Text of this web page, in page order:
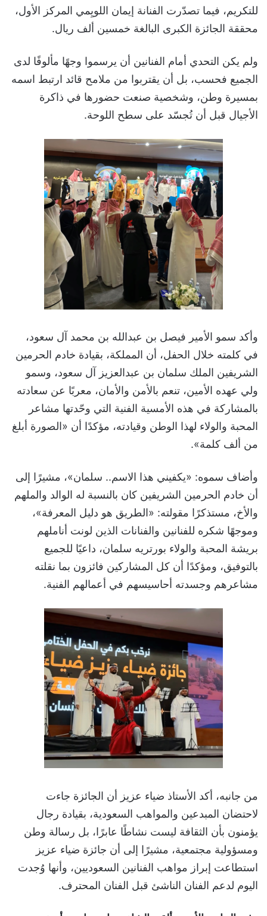
للتكريم، فيما تصدّرت الفنانة إيمان اللويِمي المركز الأول،
محققة الجائزة الكبرى البالغة خمسين ألف ريال.
ولم يكن التحدي أمام الفنانين أن يرسموا وجهًا مألوفًا لدى
الجميع فحسب، بل أن يقتربوا من ملامح قائد ارتبط اسمه
بمسيرة وطن، وشخصية صنعت حضورها في ذاكرة
الأجيال قبل أن تُجسّد على سطح اللوحة.
وأكد سمو الأمير فيصل بن عبدالله بن محمد آل سعود،
في كلمته خلال الحفل، أن المملكة، بقيادة خادم الحرمين
الشريفين الملك سلمان بن عبدالعزيز آل سعود، وسمو
ولي عهده الأمين، تنعم بالأمن والأمان، معربًا عن سعادته
بالمشاركة في هذه الأمسية الفنية التي وحّدتها مشاعر
المحبة والولاء لهذا الوطن وقيادته، مؤكدًا أن «الصورة أبلغ
من ألف كلمة».
وأضاف سموه: «يكفيني هذا الاسم.. سلمان»، مشيرًا إلى
أن خادم الحرمين الشريفين كان بالنسبة له الوالد والملهم
والأخ، مستذكرًا مقولته: «الطريق هو دليل المعرفة»،
وموجهًا شكره للفنانين والفنانات الذين لونت أناملهم
بريشة المحبة والولاء بورتريه سلمان، داعيًا للجميع
بالتوفيق، ومؤكدًا أن كل المشاركين فائزون بما نقلته
مشاعرهم وجسدته أحاسيسهم في أعمالهم الفنية.
من جانبه، أكد الأستاذ ضياء عزيز أن الجائزة جاءت
لاحتضان المبدعين والمواهب السعودية، بقيادة رجال
يؤمنون بأن الثقافة ليست نشاطًا عابرًا، بل رسالة وطن
ومسؤولية مجتمعية، مشيرًا إلى أن جائزة ضياء عزيز
استطاعت إبراز مواهب الفنانين السعوديين، وأنها وُجدت
اليوم لدعم الفنان الناشئ قبل الفنان المحترف.